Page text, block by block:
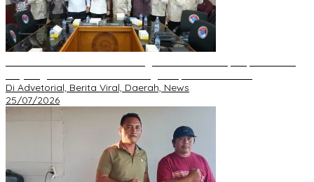
Di Advetorial, Berita Viral, Daerah, News
25/07/2026